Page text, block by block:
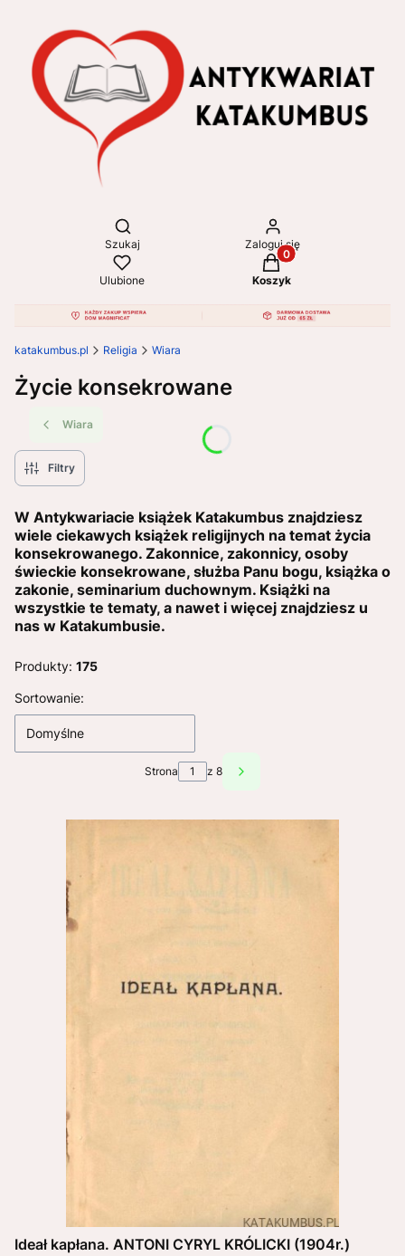
Otwórz wyszukiwarkę
Szukaj Zaloguj się
Ulubione
Produkty w koszyku:
Koszyk
katakumbus.pl Religia Wiara
Życie konsekrowane
Wiara
Filtry
W Antykwariacie książek Katakumbus znajdziesz
wiele ciekawych książek religijnych na temat życia
konsekrowanego. Zakonnice, zakonnicy, osoby
świeckie konsekrowane, służba Panu bogu, książka o
zakonie, seminarium duchownym. Książki na
wszystkie te tematy, a nawet i więcej znajdziesz u
nas w Katakumbusie.
Produkty: 175
Lista produktów
Sortowanie:
Domyślne
Strona z 8 Następne produkty
Ideał kapłana. ANTONI CYRYL KRÓLICKI (1904r.)